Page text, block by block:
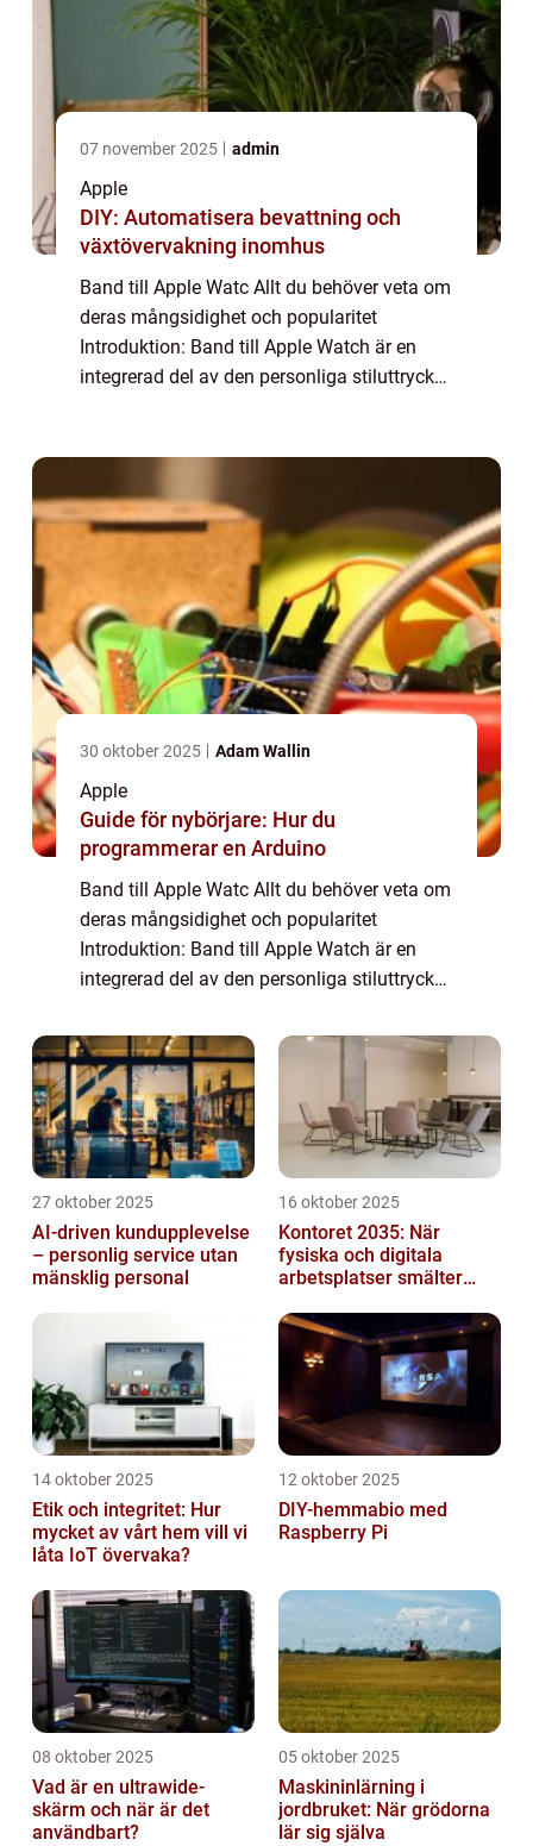
07 november 2025 admin
Apple
DIY: Automatisera bevattning och
växtövervakning inomhus
Band till Apple Watc Allt du behöver veta om
deras mångsidighet och popularitet
Introduktion: Band till Apple Watch är en
integrerad del av den personliga stiluttrycket
30 oktober 2025 Adam Wallin
Apple
Guide för nybörjare: Hur du
programmerar en Arduino
Band till Apple Watc Allt du behöver veta om
deras mångsidighet och popularitet
Introduktion: Band till Apple Watch är en
integrerad del av den personliga stiluttrycket
Dessa band erbjuder användarna
obegränsad...
27 oktober 2025
AI-driven kundupplevelse
– personlig service utan
mänsklig personal
16 oktober 2025
Kontoret 2035: När
fysiska och digitala
arbetsplatser smälter
14 oktober 2025
Etik och integritet: Hur
mycket av vårt hem vill vi
låta IoT övervaka?
12 oktober 2025
DIY-hemmabio med
Raspberry Pi
08 oktober 2025
Vad är en ultrawide-
skärm och när är det
användbart?
05 oktober 2025
Maskininlärning i
jordbruket: När grödorna
lär sig själva